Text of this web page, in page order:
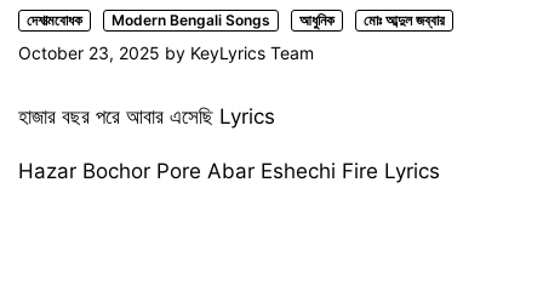
দেশাত্মবোধক Modern Bengali Songs আধুনিক মোঃ আব্দুল জব্বার
October 23, 2025 by KeyLyrics Team
হাজার বছর পরে আবার এসেছি Lyrics
Hazar Bochor Pore Abar Eshechi Fire Lyrics